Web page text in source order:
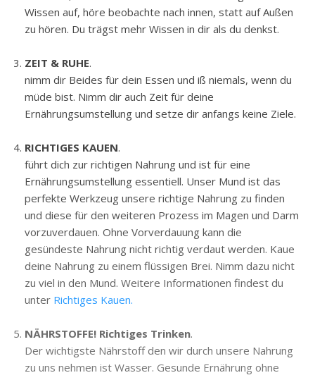
Wissen auf, höre beobachte nach innen, statt auf Außen
zu hören. Du trägst mehr Wissen in dir als du denkst.
ZEIT & RUHE.
nimm dir Beides für dein Essen und iß niemals, wenn du
müde bist. Nimm dir auch Zeit für deine
Ernährungsumstellung und setze dir anfangs keine Ziele.
RICHTIGES KAUEN.
führt dich zur richtigen Nahrung und ist für eine
Ernährungsumstellung essentiell. Unser Mund ist das
perfekte Werkzeug unsere richtige Nahrung zu finden
und diese für den weiteren Prozess im Magen und Darm
vorzuverdauen. Ohne Vorverdauung kann die
gesündeste Nahrung nicht richtig verdaut werden. Kaue
deine Nahrung zu einem flüssigen Brei. Nimm dazu nicht
zu viel in den Mund. Weitere Informationen findest du
unter Richtiges Kauen.
NÄHRSTOFFE! Richtiges Trinken.
Der wichtigste Nährstoff den wir durch unsere Nahrung
zu uns nehmen ist Wasser. Gesunde Ernährung ohne